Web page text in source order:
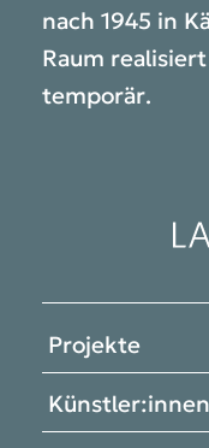
nach 1945 in
Raum
temporär.
Projekte
Künstler:innen